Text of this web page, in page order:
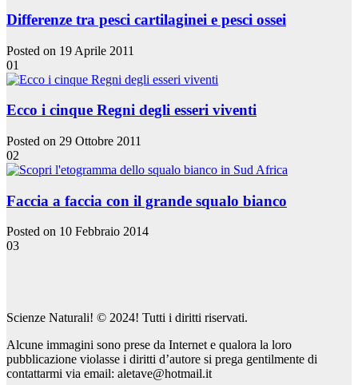
Differenze tra pesci cartilaginei e pesci ossei
Posted on 19 Aprile 2011
01
Ecco i cinque Regni degli esseri viventi
Posted on 29 Ottobre 2011
02
Faccia a faccia con il grande squalo bianco
Posted on 10 Febbraio 2014
03
Scienze Naturali! © 2024! Tutti i diritti riservati.
Alcune immagini sono prese da Internet e qualora la loro
pubblicazione violasse i diritti d’autore si prega gentilmente di
contattarmi via email: aletave@hotmail.it